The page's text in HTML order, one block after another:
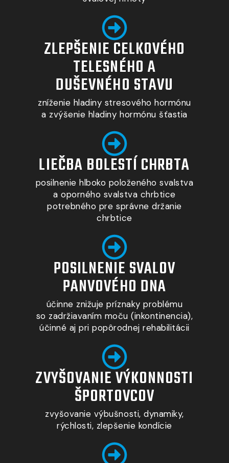
ZLEPŠENIE CELKOVÉHO
TELESNÉHO A
DUŠEVNÉHO STAVU
zníženie hladiny stresového hormónu
a zvýšenie hladiny hormónu šťastia
LIEČBA BOLESTÍ CHRBTA
posilnenie hlboko položeného svalstva
a oporného svalstva chrbtice
potrebného pre správne držanie
chrbtice
POSILNENIE SVALOV
PANVOVÉHO DNA
účinne znižuje príznaky problému
so zadržiavaním moču (inkontinencia),
účinné aj pri popôrodnej rehabilitácii
ZVYŠOVANIE VÝKONNOSTI
ŠPORTOVCOV
zvyšovanie výbušnosti, dynamiky,
rýchlosti, zlepšenie kondície